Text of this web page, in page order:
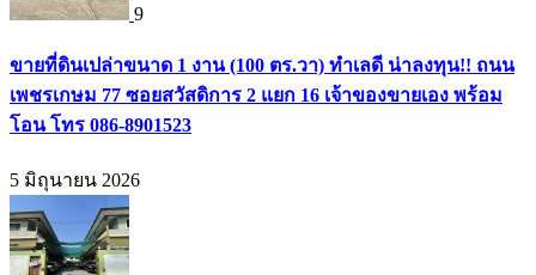
9
ขายที่ดินเปล่าขนาด 1 งาน (100 ตร.วา) ทำเลดี น่าลงทุน!! ถนน
เพชรเกษม 77 ซอยสวัสดิการ 2 แยก 16 เจ้าของขายเอง พร้อม
โอน โทร 086-8901523
5 มิถุนายน 2026